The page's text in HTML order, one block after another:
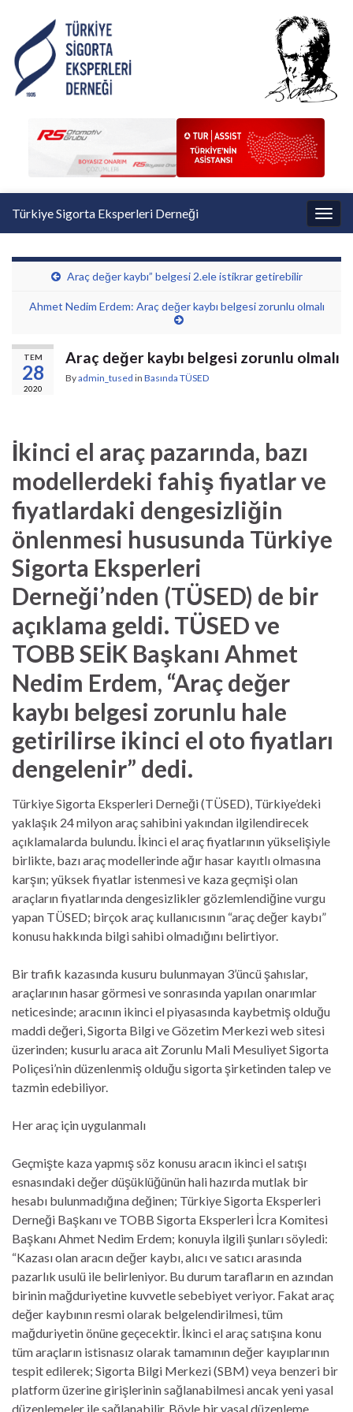
Türkiye Sigorta Eksperleri Derneği
Araç değer kaybı” belgesi 2.ele istikrar getirebilir
Ahmet Nedim Erdem: Araç değer kaybı belgesi zorunlu olmalı
TEM
28
2020
Araç değer kaybı belgesi zorunlu olmalı
Byadmin_tused in Basında TÜSED
İkinci el araç pazarında, bazı
modellerdeki fahiş fiyatlar ve
fiyatlardaki dengesizliğin
önlenmesi hususunda Türkiye
Sigorta Eksperleri
Derneği’nden (TÜSED) de bir
açıklama geldi. TÜSED ve
TOBB SEİK Başkanı Ahmet
Nedim Erdem, “Araç değer
kaybı belgesi zorunlu hale
getirilirse ikinci el oto fiyatları
dengelenir” dedi.
Türkiye Sigorta Eksperleri Derneği (TÜSED), Türkiye’deki
yaklaşık 24 milyon araç sahibini yakından ilgilendirecek
açıklamalarda bulundu. İkinci el araç fiyatlarının yükselişiyle
birlikte, bazı araç modellerinde ağır hasar kayıtlı olmasına
karşın; yüksek fiyatlar istenmesi ve kaza geçmişi olan
araçların fiyatlarında dengesizlikler gözlemlendiğine vurgu
yapan TÜSED; birçok araç kullanıcısının “araç değer kaybı”
konusu hakkında bilgi sahibi olmadığını belirtiyor.
Bir trafik kazasında kusuru bulunmayan 3’üncü şahıslar,
araçlarının hasar görmesi ve sonrasında yapılan onarımlar
neticesinde; aracının ikinci el piyasasında kaybetmiş olduğu
maddi değeri, Sigorta Bilgi ve Gözetim Merkezi web sitesi
üzerinden; kusurlu araca ait Zorunlu Mali Mesuliyet Sigorta
Poliçesi’nin düzenlenmiş olduğu sigorta şirketinden talep ve
tazmin edebiliyor.
Her araç için uygulanmalı
Geçmişte kaza yapmış söz konusu aracın ikinci el satışı
esnasındaki değer düşüklüğünün hali hazırda mutlak bir
hesabı bulunmadığına değinen; Türkiye Sigorta Eksperleri
Derneği Başkanı ve TOBB Sigorta Eksperleri İcra Komitesi
Başkanı Ahmet Nedim Erdem; konuyla ilgili şunları söyledi:
“Kazası olan aracın değer kaybı, alıcı ve satıcı arasında
pazarlık usulü ile belirleniyor. Bu durum tarafların en azından
birinin mağduriyetine kuvvetle sebebiyet veriyor. Fakat araç
değer kaybının resmi olarak belgelendirilmesi, tüm
mağduriyetin önüne geçecektir. İkinci el araç satışına konu
tüm araçların istisnasız olarak tamamının değer kayıplarının
tespit edilerek; Sigorta Bilgi Merkezi (SBM) veya benzeri bir
platform üzerine girişlerinin sağlanabilmesi ancak yeni yasal
düzenlemeler ile sağlanabilir. Böyle bir yasal düzenleme